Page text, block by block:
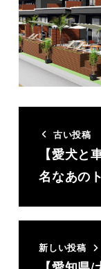
古い投稿
【愛犬と
名なあの
新しい投稿